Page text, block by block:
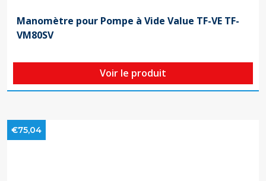
Manomètre pour Pompe à Vide Value TF-VE TF-
VM80SV
Voir le produit
€75,04